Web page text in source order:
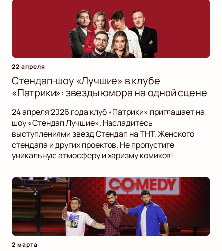
22 апреля
Стендап-шоу «Лучшие» в клубе
«Патрики»: звезды юмора на одной сцене
24 апреля 2026 года клуб «Патрики» приглашает на
шоу «Стендап Лучшие». Насладитесь
выступлениями звезд Стендап на ТНТ, Женского
стендапа и других проектов. Не пропустите
уникальную атмосферу и харизму комиков!
2 марта